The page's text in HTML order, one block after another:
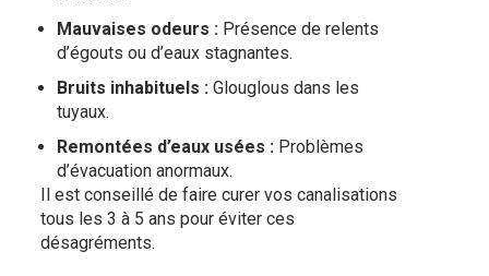
Mauvaises odeurs :Présence de relents
d’égouts ou d’eaux stagnantes.
Bruits inhabituels :Glouglous dans les
tuyaux.
Remontées d’eaux usées :Problèmes
d’évacuation anormaux.
Il est conseillé de faire curer vos canalisations
tous les 3 à 5 ans pour éviter ces
désagréments.